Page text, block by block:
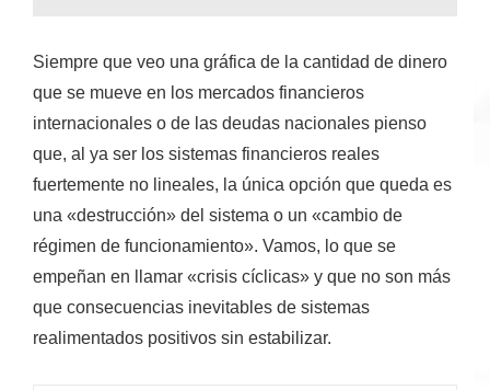
Siempre que veo una gráfica de la cantidad de dinero
que se mueve en los mercados financieros
internacionales o de las deudas nacionales pienso
que, al ya ser los sistemas financieros reales
fuertemente no lineales, la única opción que queda es
una «destrucción» del sistema o un «cambio de
régimen de funcionamiento». Vamos, lo que se
empeñan en llamar «crisis cíclicas» y que no son más
que consecuencias inevitables de sistemas
realimentados positivos sin estabilizar.